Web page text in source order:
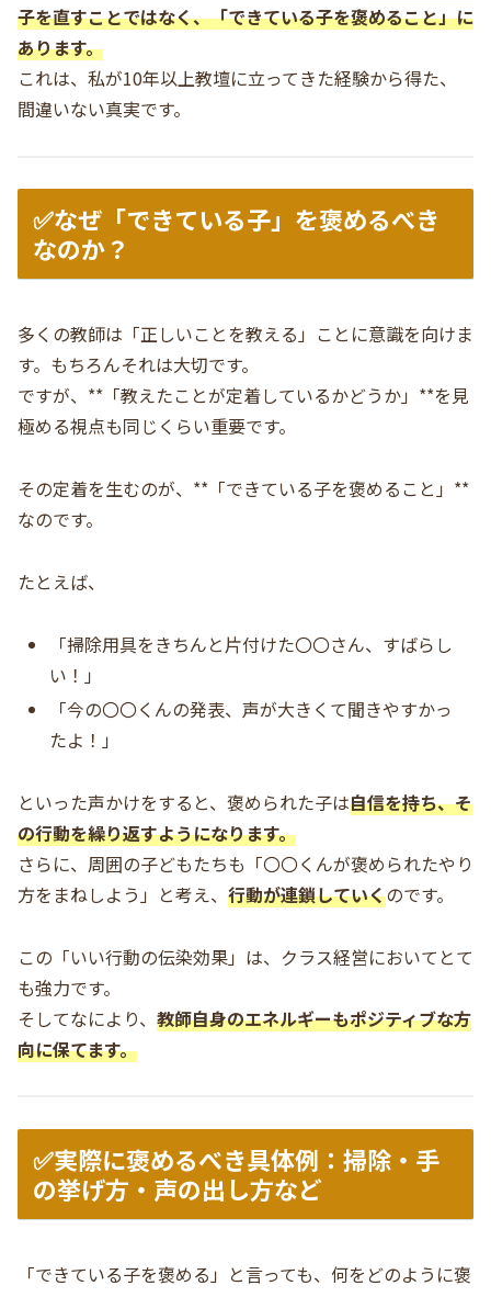
子を直すことではなく、「できている子を褒めること」に
あります。
これは、私が10年以上教壇に立ってきた経験から得た、
間違いない真実です。
✅なぜ「できている子」を褒めるべき
なのか？
多くの教師は「正しいことを教える」ことに意識を向けま
す。もちろんそれは大切です。
ですが、**「教えたことが定着しているかどうか」**を見
極める視点も同じくらい重要です。
その定着を生むのが、**「できている子を褒めること」**
なのです。
たとえば、
「掃除用具をきちんと片付けた〇〇さん、すばらし
い！」
「今の〇〇くんの発表、声が大きくて聞きやすかっ
たよ！」
といった声かけをすると、褒められた子は自信を持ち、そ
の行動を繰り返すようになります。
さらに、周囲の子どもたちも「〇〇くんが褒められたやり
方をまねしよう」と考え、 行動が連鎖していくのです。
この「いい行動の伝染効果」は、クラス経営においてとて
も強力です。
そしてなにより、 教師自身のエネルギーもポジティブな方
向に保てます。
✅実際に褒めるべき具体例：掃除・手
の挙げ方・声の出し方など
「できている子を褒める」と言っても、何をどのように褒